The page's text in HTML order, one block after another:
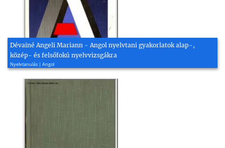
Dévainé Angeli Mariann - Angol nyelvtani gyakorlatok alap-,
közép- és felsőfokú nyelvvizsgákra
Nyelvtanulás | Angol